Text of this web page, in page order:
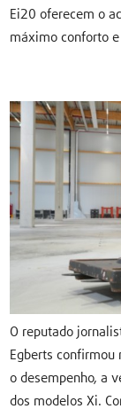
Ei20 oferecem o
máximo conforto e
O reputado
Egberts confirmou
o desempenho, a
dos modelos Xi.